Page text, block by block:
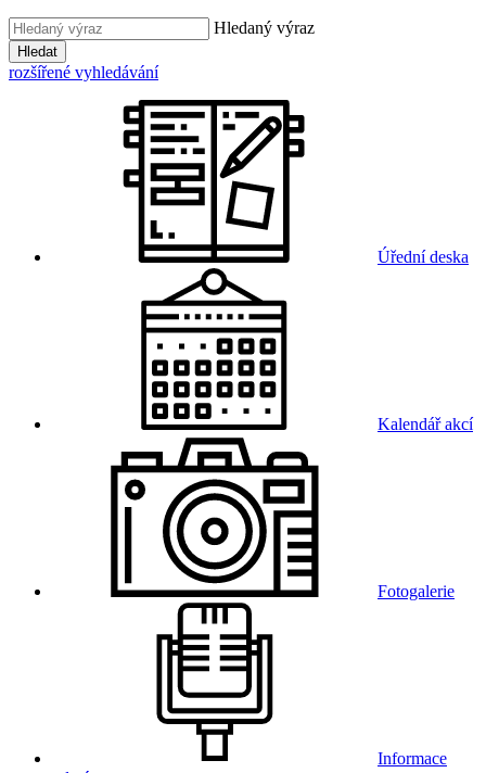
Hledaný výraz
Hledat
rozšířené vyhledávání
Úřední deska
Kalendář akcí
Fotogalerie
Informace